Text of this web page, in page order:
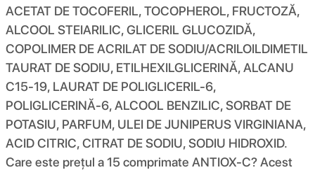
ACETAT DE TOCOFERIL, TOCOPHEROL, FRUCTOZĂ,
ALCOOL STEIARILIC, GLICERIL GLUCOZIDĂ,
COPOLIMER DE ACRILAT DE SODIU/ACRILOILDIMETIL
TAURAT DE SODIU, ETILHEXILGLICERINĂ, ALCANU
C15-19, LAURAT DE POLIGLICERIL-6,
POLIGLICERINĂ-6, ALCOOL BENZILIC, SORBAT DE
POTASIU, PARFUM, ULEI DE JUNIPERUS VIRGINIANA,
ACID CITRIC, CITRAT DE SODIU, SODIU HIDROXID.
Care este prețul a 15 comprimate ANTIOX-C? Acest